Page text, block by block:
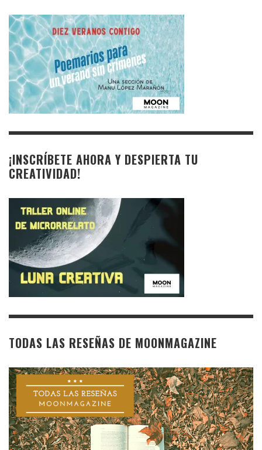
¡INSCRÍBETE AHORA Y DESPIERTA TU
CREATIVIDAD!
TODAS LAS RESEÑAS DE MOONMAGAZINE